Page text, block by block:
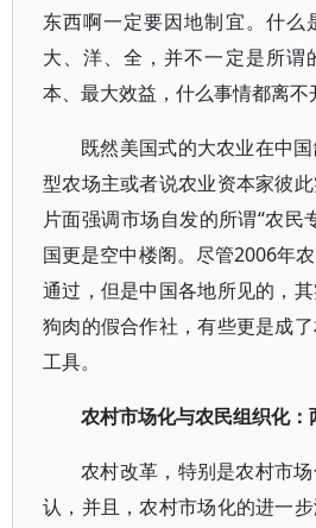
东西啊一定要因地制宜。什么
大、洋、全，并不一定是所谓
本、最大效益，什么事情都离不
既然美国式的大农业在中
型农场主或者说农业资本家彼此
片面强调市场自发的所谓“农民
国更是空中楼阁。尽管2006年
通过，但是中国各地所见的，
狗肉的假合作社，有些更是成
工具。
农村市场化与农民组织化：
农村改革，特别是农村市
认，并且，农村市场化的进一步